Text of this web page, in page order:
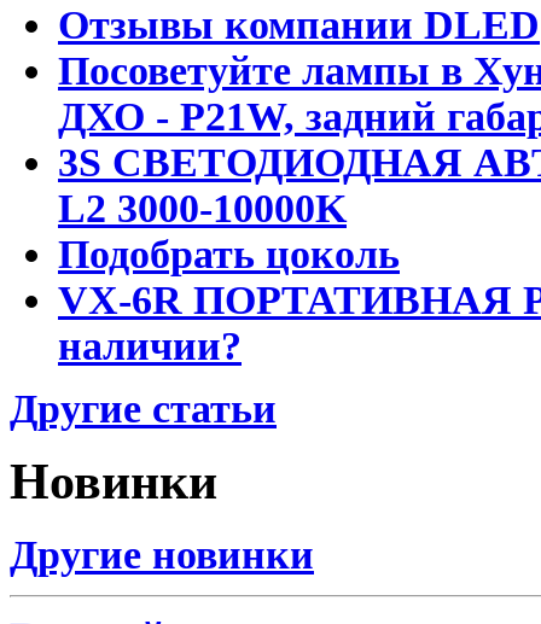
Отзывы компании DLED
Посоветуйте лампы в
ДХО - P21W, задний
3S СВЕТОДИОДНАЯ
L2 3000-10000K
Подобрать цоколь
VX-6R ПОРТАТИВНАЯ
наличии?
Другие статьи
Новинки
Другие новинки